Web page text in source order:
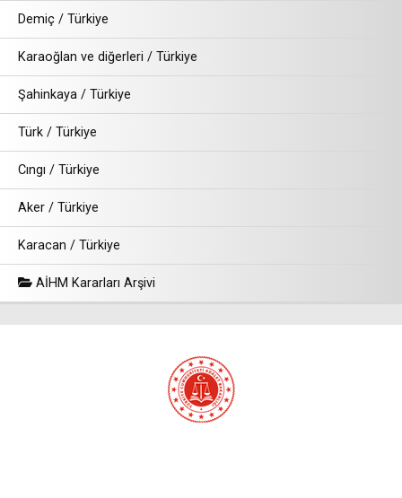
Demiç / Türkiye
Karaoğlan ve diğerleri / Türkiye
Şahinkaya / Türkiye
Türk / Türkiye
Cıngı / Türkiye
Aker / Türkiye
Karacan / Türkiye
AİHM Kararları Arşivi